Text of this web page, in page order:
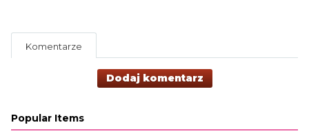
Komentarze
Dodaj komentarz
Popular Items